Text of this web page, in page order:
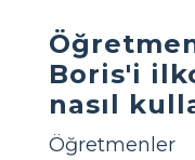
Boris'i
nasıl